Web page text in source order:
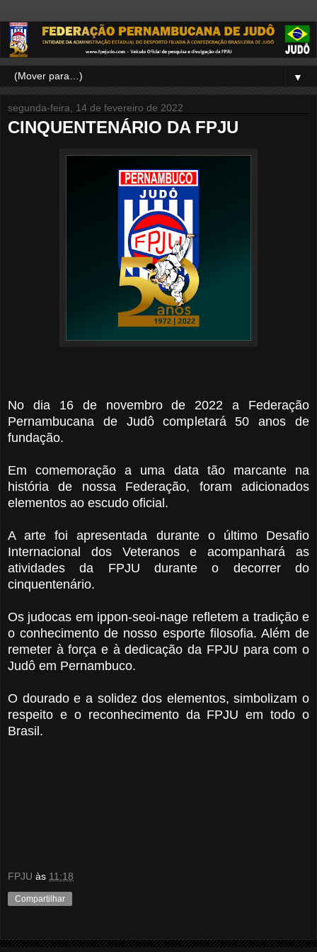
▼
segunda-feira, 14 de fevereiro de 2022
CINQUENTENÁRIO DA FPJU
No dia 16 de novembro de 2022 a Federação
Pernambucana de Judô completará 50 anos de
fundação.
Em comemoração a uma data tão marcante na
história de nossa Federação, foram adicionados
elementos ao escudo oficial.
A arte foi apresentada durante o último Desafio
Internacional dos Veteranos e acompanhará as
atividades da FPJU durante o decorrer do
cinquentenário.
Os judocas em ippon-seoi-nage refletem a tradição e
o conhecimento de nosso esporte filosofia. Além de
remeter à força e à dedicação da FPJU para com o
Judô em Pernambuco.
O dourado e a solidez dos elementos, simbolizam o
respeito e o reconhecimento da FPJU em todo o
Brasil.
FPJU às 11:18
Compartilhar